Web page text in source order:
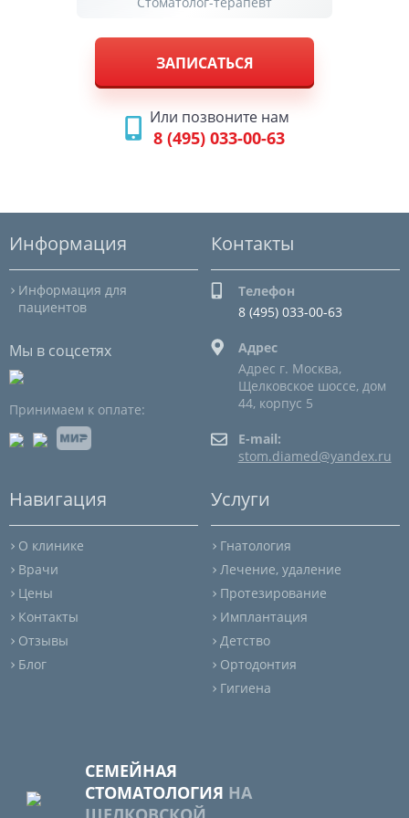
ЗАПИСАТЬСЯ
Или позвоните нам
8 (495) 033-00-63
СЕМЕЙНАЯ
СТОМАТОЛОГИЯ НА
Навигация
О клинике
Врачи
Цены
Контакты
Отзывы
Блог
Услуги
Гнатология
Лечение, удаление
Протезирование
Имплантация
Детство
Ортодонтия
Гигиена
Информация
Информация для
пациентов
Мы в соцсетях
Принимаем к оплате:
Контакты
Телефон
8 (495) 033-00-63
Адрес
Адрес г. Москва,
Щелковское шоссе, дом
44, корпус 5
E-mail:
stom.diamed@yandex.ru